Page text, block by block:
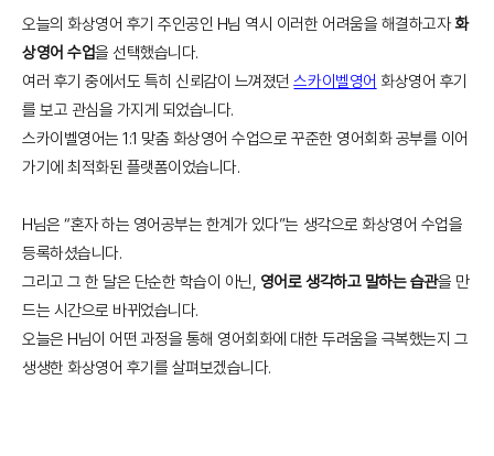
오늘의 화상영어 후기 주인공인 H님 역시 이러한 어려움을 해결하고자화
상영어 수업을 선택했습니다.
여러 후기 중에서도 특히 신뢰감이 느껴졌던스카이벨영어 화상영어 후기
를 보고 관심을 가지게 되었습니다.
스카이벨영어는 1:1 맞춤 화상영어 수업으로 꾸준한 영어회화 공부를 이어
가기에 최적화된 플랫폼이었습니다.
H님은 “혼자 하는 영어공부는 한계가 있다”는 생각으로 화상영어 수업을
등록하셨습니다.
그리고 그 한 달은 단순한 학습이 아닌, 영어로 생각하고 말하는 습관을 만
드는 시간으로 바뀌었습니다.
오늘은 H님이 어떤 과정을 통해 영어회화에 대한 두려움을 극복했는지 그
생생한 화상영어 후기를 살펴보겠습니다.